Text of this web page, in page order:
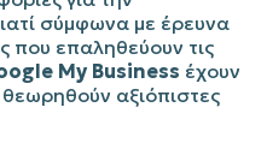
σύμφωνα με έρευνα
που επαληθεύουν τις
My Business έχουν
αξιόπιστες